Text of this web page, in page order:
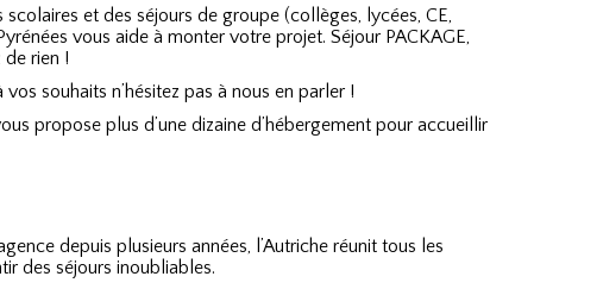
scolaires et des séjours de groupe (collèges, lycées, CE,
vous aide à monter votre projet. Séjour PACKAGE,
rien !
souhaits n’hésitez pas à nous en parler !
propose plus d’une dizaine d’hébergement pour accueillir
depuis plusieurs années, l’Autriche réunit tous les
des séjours inoubliables.